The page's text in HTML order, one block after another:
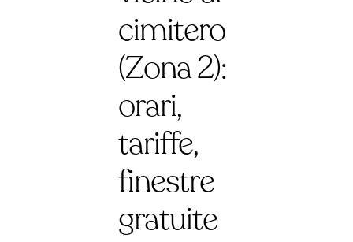
cimitero
(Zona 2):
orari,
tariffe,
finestre
gratuite